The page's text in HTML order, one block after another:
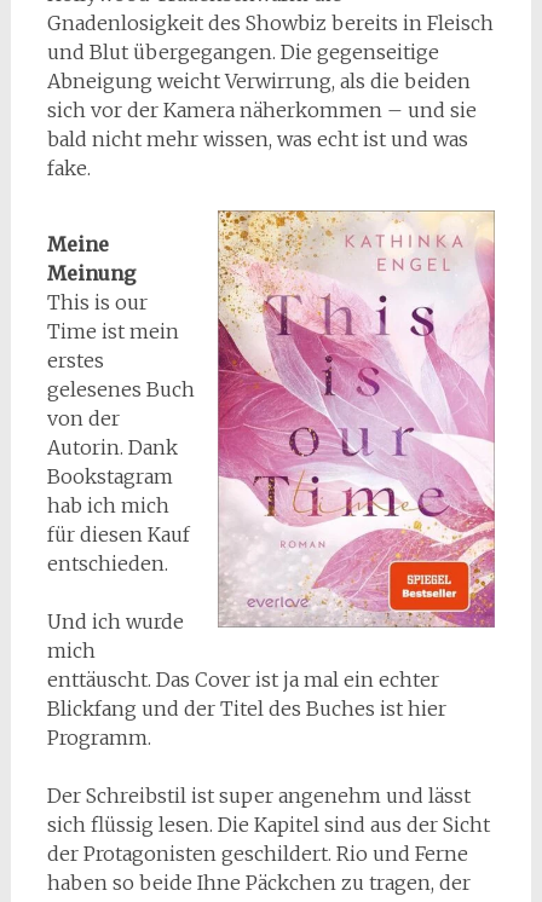
Gnadenlosigkeit des Showbiz bereits in Fleisch
und Blut übergegangen. Die gegenseitige
Abneigung weicht Verwirrung, als die beiden
sich vor der Kamera näherkommen – und sie
bald nicht mehr wissen, was echt ist und was
fake.
Meine
Meinung
This is our
Time ist mein
erstes
gelesenes Buch
von der
Autorin. Dank
Bookstagram
hab ich mich
für diesen Kauf
entschieden.
Und ich wurde
mich
enttäuscht. Das Cover ist ja mal ein echter
Blickfang und der Titel des Buches ist hier
Programm.
Der Schreibstil ist super angenehm und lässt
sich flüssig lesen. Die Kapitel sind aus der Sicht
der Protagonisten geschildert. Rio und Ferne
haben so beide Ihne Päckchen zu tragen, der